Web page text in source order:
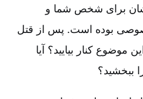
برای شخص شما و
بوده است. پس از قتل
موضوع کنار بیایید؟ آیا
ببخشید؟